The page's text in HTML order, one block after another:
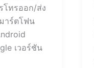
โทรออก/ส่ง
าร์ตโฟน
เวอร์ชัน